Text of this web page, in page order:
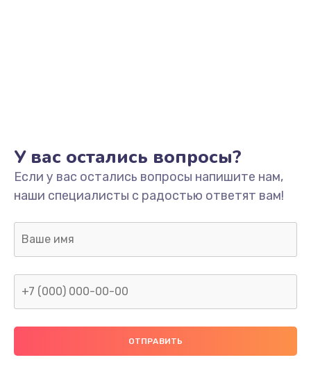
Замена/Pемонт карбюратора
1300 руб.
Заказать
Ремонт капиллярной трубки
400 руб.
У вас остались вопросы?
Если у вас остались вопросы напишите нам,
наши специалисты с радостью ответят вам!